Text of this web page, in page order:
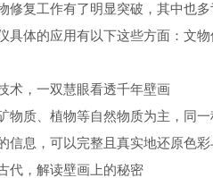
复工作有了明显突破，其中也多
体的应用有以下这些方面：文物
，一双慧眼看透千年壁画
质、植物等自然物质为主，同一
信息，可以完整且真实地还原色
，解读壁画上的秘密